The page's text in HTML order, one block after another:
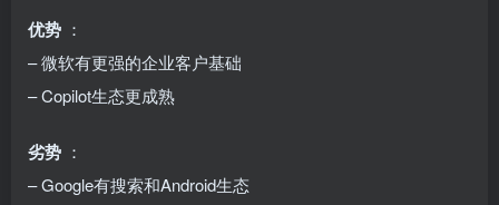
优势 ：
– 微软有更强的企业客户基础
– Copilot生态更成熟
劣势 ：
– Google有搜索和Android生态